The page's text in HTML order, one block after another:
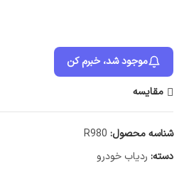
موجود شد، خبرم کن
مقایسه
شناسه محصول: R980
دسته: ردیاب خودرو